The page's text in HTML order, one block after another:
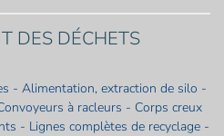
DES DÉCHETS
- Alimentation, extraction de silo -
à racleurs - Corps creux
- Lignes complètes de recyclage -